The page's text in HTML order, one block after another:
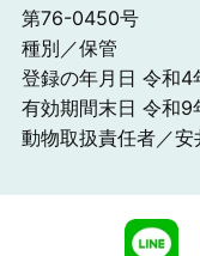
第76-0450号
種別／保管
登録の年月日 令和4
有効期間末日 令和9
動物取扱責任者／安